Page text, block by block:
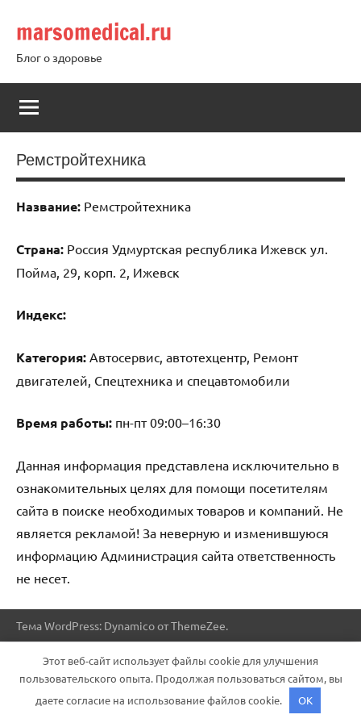
содержимому
marsomedical.ru
Блог о здоровье
Ремстройтехника
Название: Ремстройтехника
Страна: Россия Удмуртская республика Ижевск ул.
Пойма, 29, корп. 2, Ижевск
Индекс:
Категория: Автосервис, автотехцентр, Ремонт
двигателей, Спецтехника и спецавтомобили
Время работы: пн-пт 09:00–16:30
Данная информация представлена исключительно в
ознакомительных целях для помощи посетителям
сайта в поиске необходимых товаров и компаний. Не
является рекламой! За неверную и изменившуюся
информацию Администрация сайта ответственность
не несет.
Тема WordPress: Dynamico от ThemeZee.
Этот веб-сайт использует файлы cookie для улучшения
пользовательского опыта. Продолжая пользоваться сайтом, вы
даете согласие на использование файлов cookie.
OK